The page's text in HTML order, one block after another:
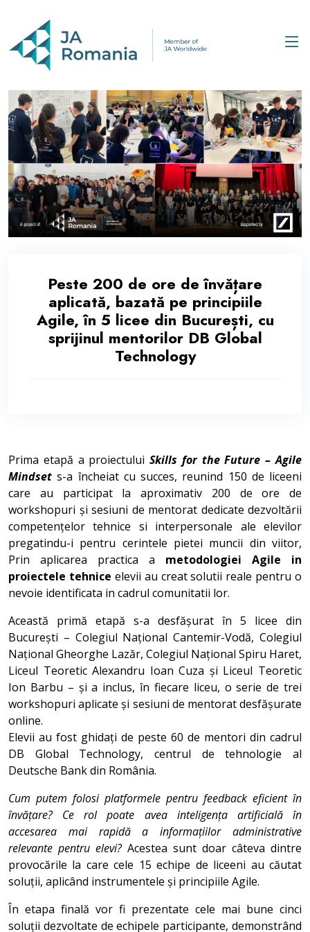
Peste 200 de ore de învățare
aplicată, bazată pe principiile
Agile, în 5 licee din București, cu
sprijinul mentorilor DB Global
Technology
Prima etapă a proiectuluiSkills for the Future – Agile
Mindset s-a încheiat cu succes, reunind 150 de liceeni
care au participat la aproximativ 200 de ore de
workshopuri și sesiuni de mentorat dedicate dezvoltării
competențelor tehnice si interpersonale ale elevilor
pregatindu-i pentru cerintele pietei muncii din viitor,
Prin aplicarea practica a metodologiei Agile in
proiectele tehnice elevii au creat solutii reale pentru o
nevoie identificata in cadrul comunitatii lor.
Această primă etapă s-a desfășurat în 5 licee din
București – Colegiul Național Cantemir-Vodă, Colegiul
Național Gheorghe Lazăr, Colegiul Național Spiru Haret,
Liceul Teoretic Alexandru Ioan Cuza și Liceul Teoretic
Ion Barbu – și a inclus, în fiecare liceu, o serie de trei
workshopuri aplicate și sesiuni de mentorat desfășurate
online.
Elevii au fost ghidați de peste 60 de mentori din cadrul
DB Global Technology, centrul de tehnologie al
Deutsche Bank din România.
Cum putem folosi platformele pentru feedback eficient în
învățare? Ce rol poate avea inteligența artificială în
accesarea mai rapidă a informațiilor administrative
relevante pentru elevi?Acestea sunt doar câteva dintre
provocările la care cele 15 echipe de liceeni au căutat
soluții, aplicând instrumentele și principiile Agile.
În etapa finală vor fi prezentate cele mai bune cinci
soluții dezvoltate de echipele participante, demonstrând